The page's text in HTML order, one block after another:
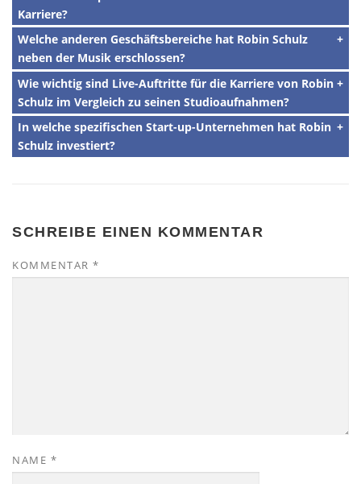
Karriere?
Welche anderen Geschäftsbereiche hat Robin Schulz
neben der Musik erschlossen?
Wie wichtig sind Live-Auftritte für die Karriere von Robin
Schulz im Vergleich zu seinen Studioaufnahmen?
In welche spezifischen Start-up-Unternehmen hat Robin
Schulz investiert?
SCHREIBE EINEN KOMMENTAR
KOMMENTAR *
NAME *